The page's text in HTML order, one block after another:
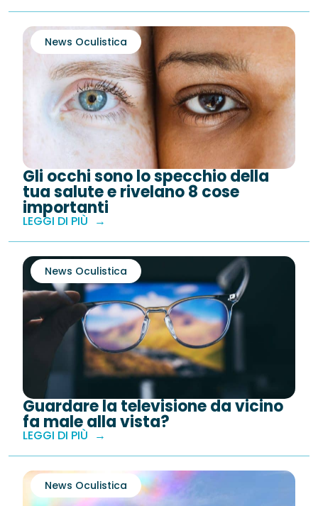
Gli occhi sono lo specchio della
tua salute e rivelano 8 cose
importanti
News Oculistica
LEGGI DI PIÙ
Guardare la televisione da vicino
fa male alla vista?
News Oculistica
LEGGI DI PIÙ
News Oculistica